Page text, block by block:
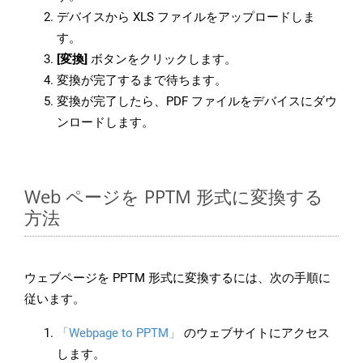
デバイスから XLS ファイルをアップロードしま
す。
[変換] ボタンをクリックします。
変換が完了するまで待ちます。
変換が完了したら、PDF ファイルをデバイスにダウ
ンロードします。
Web ページを PPTM 形式に変換する
方法
ウェブページを PPTM 形式に変換するには、次の手順に
従います。
「Webpage to PPTM」
のウェブサイトにアクセス
します。